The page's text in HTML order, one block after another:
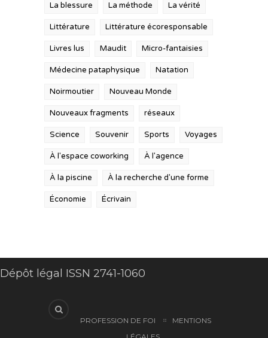
La blessure La méthode La vérité
Littérature Littérature écoresponsable
Livres lus Maudit Micro-fantaisies
Médecine pataphysique Natation
Noirmoutier Nouveau Monde
Nouveaux fragments réseaux
Science Souvenir Sports Voyages
À l'espace coworking À l'agence
À la piscine À la recherche d'une forme
Économie Écrivain
Dépôt légal ISSN 2741-1060
PROFESSION DE FOI
MENTIONS